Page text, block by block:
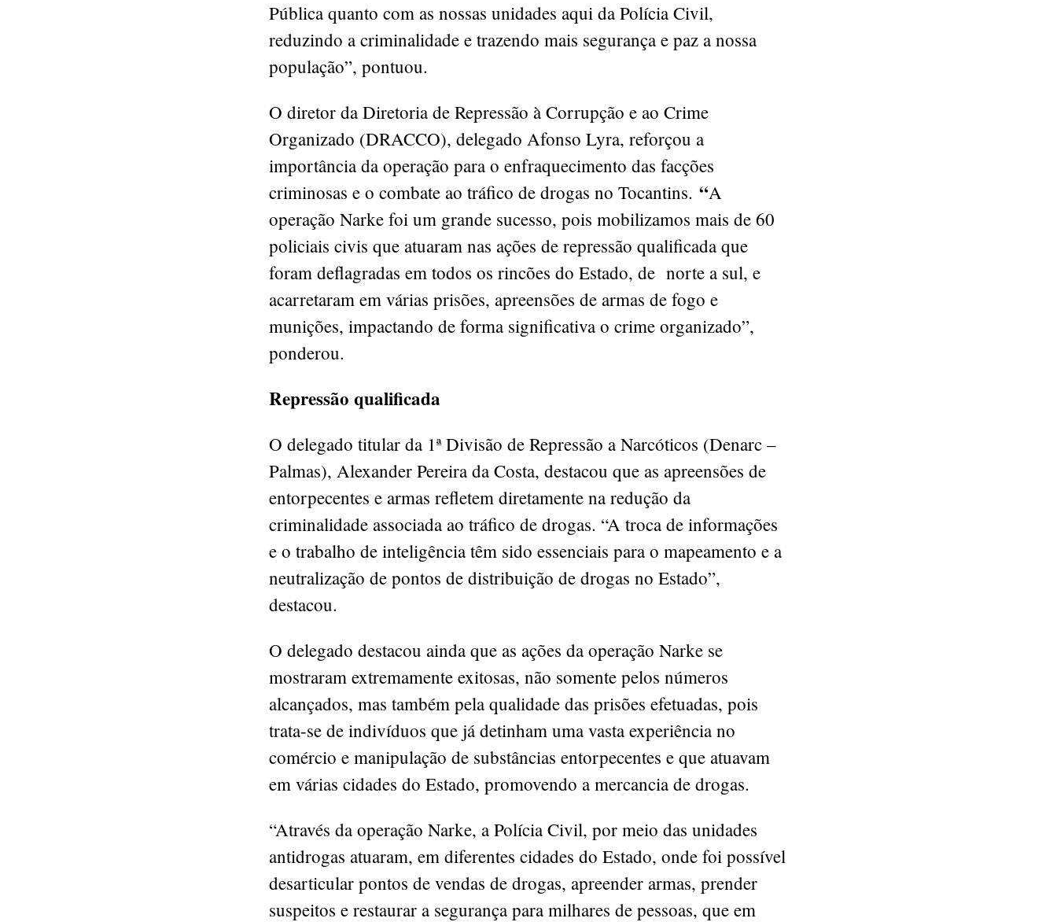
Pública quanto com as nossas unidades aqui da Polícia Civil,
reduzindo a criminalidade e trazendo mais segurança e paz a nossa
população”, pontuou.
O diretor da Diretoria de Repressão à Corrupção e ao Crime
Organizado (DRACCO), delegado Afonso Lyra, reforçou a
importância da operação para o enfraquecimento das facções
criminosas e o combate ao tráfico de drogas no Tocantins. “A
operação Narke foi um grande sucesso, pois mobilizamos mais de 60
policiais civis que atuaram nas ações de repressão qualificada que
foram deflagradas em todos os rincões do Estado, de norte a sul, e
acarretaram em várias prisões, apreensões de armas de fogo e
munições, impactando de forma significativa o crime organizado”,
ponderou.
Repressão qualificada
O delegado titular da 1ª Divisão de Repressão a Narcóticos (Denarc –
Palmas), Alexander Pereira da Costa, destacou que as apreensões de
entorpecentes e armas refletem diretamente na redução da
criminalidade associada ao tráfico de drogas. “A troca de informações
e o trabalho de inteligência têm sido essenciais para o mapeamento e a
neutralização de pontos de distribuição de drogas no Estado”,
destacou.
O delegado destacou ainda que as ações da operação Narke se
mostraram extremamente exitosas, não somente pelos números
alcançados, mas também pela qualidade das prisões efetuadas, pois
trata-se de indivíduos que já detinham uma vasta experiência no
comércio e manipulação de substâncias entorpecentes e que atuavam
em várias cidades do Estado, promovendo a mercancia de drogas.
“Através da operação Narke, a Polícia Civil, por meio das unidades
antidrogas atuaram, em diferentes cidades do Estado, onde foi possível
desarticular pontos de vendas de drogas, apreender armas, prender
suspeitos e restaurar a segurança para milhares de pessoas, que em